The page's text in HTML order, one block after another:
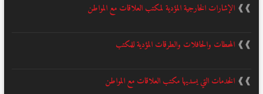
❱❱ الإشارات الخارجية المؤدية لمكتب العلاقات مع المواطن
❱❱ المحطات والحافلات والطرقات المؤدية للمكتب
❱❱ الخدمات التي يسديها مكتب العلاقات مع المواطن